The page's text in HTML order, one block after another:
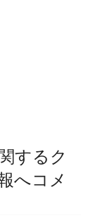
するク
へコメ